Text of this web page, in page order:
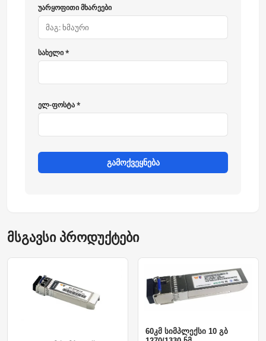
უარყოფითი მხარეები
სახელი *
ელ-ფოსტა *
გამოქვეყნება
მსგავსი პროდუქტები
60კმ სიმპლექსი 10 გბ